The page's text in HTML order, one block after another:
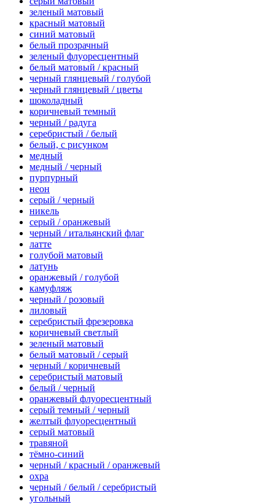
зеленый матовый
красный матовый
синий матовый
белый прозрачный
зеленый флуоресцентный
белый матовый / красный
черный глянцевый / голубой
черный глянцевый / цветы
шоколадный
коричневый темный
черный / радуга
серебристый / белый
белый, с рисунком
медный
медный / черный
пурпурный
неон
серый / черный
никель
серый / оранжевый
черный / итальянский флаг
латте
голубой матовый
латунь
оранжевый / голубой
камуфляж
черный / розовый
лиловый
серебристый фрезеровка
коричневый светлый
зеленый матовый
белый матовый / серый
черный / коричневый
серебристый матовый
белый / черный
оранжевый флуоресцентный
серый темный / черный
желтый флуоресцентный
серый матовый
травяной
тёмно-синий
черный / красный / оранжевый
охра
черный / белый / серебристый
угольный